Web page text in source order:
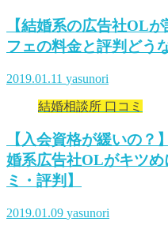
【結婚系の広告社OL
フェの料金と評判どう
2019.01.11 yasunori
結婚相談所 口コミ
【入会資格が緩いの
婚系広告社OLがキツ
ミ・評判】
2019.01.09 yasunori